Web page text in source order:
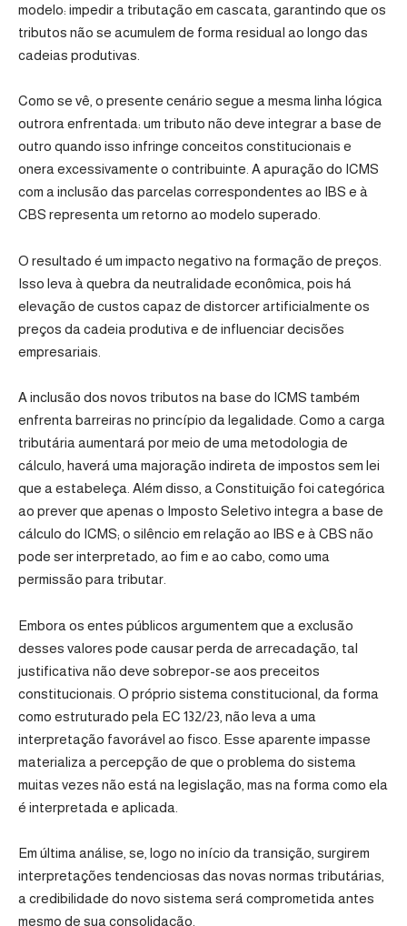
modelo: impedir a tributação em cascata, garantindo que os
tributos não se acumulem de forma residual ao longo das
cadeias produtivas.
Como se vê, o presente cenário segue a mesma linha lógica
outrora enfrentada: um tributo não deve integrar a base de
outro quando isso infringe conceitos constitucionais e
onera excessivamente o contribuinte. A apuração do ICMS
com a inclusão das parcelas correspondentes ao IBS e à
CBS representa um retorno ao modelo superado.
O resultado é um impacto negativo na formação de preços.
Isso leva à quebra da neutralidade econômica, pois há
elevação de custos capaz de distorcer artificialmente os
preços da cadeia produtiva e de influenciar decisões
empresariais.
A inclusão dos novos tributos na base do ICMS também
enfrenta barreiras no princípio da legalidade. Como a carga
tributária aumentará por meio de uma metodologia de
cálculo, haverá uma majoração indireta de impostos sem lei
que a estabeleça. Além disso, a Constituição foi categórica
ao prever que apenas o Imposto Seletivo integra a base de
cálculo do ICMS; o silêncio em relação ao IBS e à CBS não
pode ser interpretado, ao fim e ao cabo, como uma
permissão para tributar.
Embora os entes públicos argumentem que a exclusão
desses valores pode causar perda de arrecadação, tal
justificativa não deve sobrepor-se aos preceitos
constitucionais. O próprio sistema constitucional, da forma
como estruturado pela EC 132/23, não leva a uma
interpretação favorável ao fisco. Esse aparente impasse
materializa a percepção de que o problema do sistema
muitas vezes não está na legislação, mas na forma como ela
é interpretada e aplicada.
Em última análise, se, logo no início da transição, surgirem
interpretações tendenciosas das novas normas tributárias,
a credibilidade do novo sistema será comprometida antes
mesmo de sua consolidação.